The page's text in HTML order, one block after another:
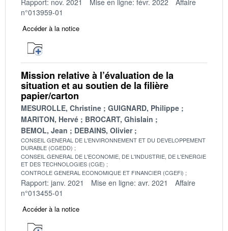
n°013959-01
Accéder à la notice
Mission relative à l’évaluation de la
situation et au soutien de la filière
papier/carton
MESUROLLE, Christine
GUIGNARD, Philippe
MARITON, Hervé
BROCART, Ghislain
BEMOL, Jean
DEBAINS, Olivier
CONSEIL GENERAL DE L'ENVIRONNEMENT ET DU DEVELOPPEMENT
DURABLE (CGEDD)
CONSEIL GENERAL DE L'ECONOMIE, DE L'INDUSTRIE, DE L'ENERGIE
ET DES TECHNOLOGIES (CGE)
CONTROLE GENERAL ECONOMIQUE ET FINANCIER (CGEFi)
Rapport: janv. 2021 Mise en ligne: avr. 2021
Affaire
n°013455-01
Accéder à la notice